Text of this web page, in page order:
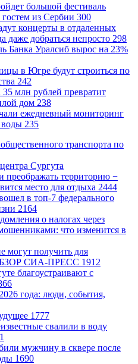
большой фестиваль
из Сербии 300
концерты в отдаленных
добраться непросто 298
Банка Уралсиб вырос на 23%
в Югре будут строиться по
242
35 млн рублей превратит
дом 238
ежедневный мониторинг
воды 235
транспорта по
Сургута
преображать территорию −
место для отдыха 2444
в топ-7 федерального
2164
о налогах через
что изменится в
могут получить для
СИА-ПРЕСС 1912
благоустраивают с
года: люди, события,
1777
свалили в воду
мужчину в сквере после
1690